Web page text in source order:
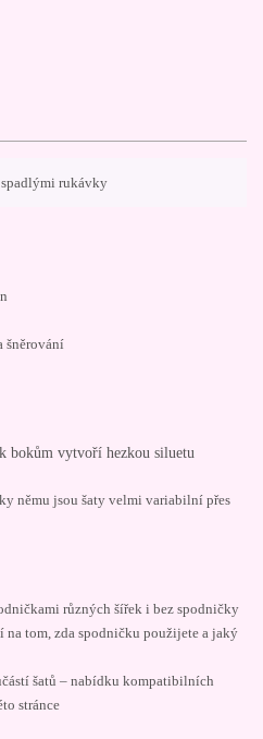
rukávky
šněrování
bokům vytvoří hezkou siluetu
němu jsou šaty velmi variabilní přes
různých šířek i bez spodničky
na tom, zda spodničku použijete a jaký
šatů – nabídku kompatibilních
stránce